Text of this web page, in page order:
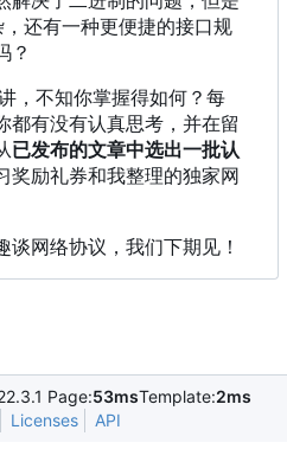
， 还有一种更便捷的接口规
？
， 不知你掌握得如何 ？ 每
都有没有认真思考 ， 并在留
已发布的文章中选出一批认
奖励礼券和我整理的独家网
网络协议，我们下期见！
Page:53msTemplate:2ms
Licenses API